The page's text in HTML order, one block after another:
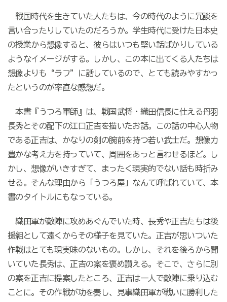
戦国時代を生きていた人たちは、今の時代のように冗談を
言い合ったりしていたのだろうか。学生時代に受けた日本史
の授業から想像すると、彼らはいつも堅い話ばかりしている
ようなイメージがする。しかし、この本に出てくる人たちは
想像よりも“ラフ”に話しているので、とても読みやすかっ
たというのが率直な感想だ。
本書『うつろ軍師』は、戦国武将・織田信長に仕える丹羽
長秀とその配下の江口正吉を描いたお話。この話の中心人物
である正吉は、かなりの剣の腕前を持つ若い武士だ。想像力
豊かな考え方を持っていて、周囲をあっと言わせるほど。し
かし、想像がいきすぎて、まったく現実的でない話も時折み
せる。そんな理由から「うつろ屋」なんて呼ばれていて、本
書のタイトルにもなっている。
織田軍が敵陣に攻めあぐんでいた時、長秀や正吉たちは後
援組として遠くからその様子を見ていた。正吉が思いついた
作戦はとても現実味のないもの。しかし、それを後ろから聞
いていた長秀は、正吉の案を褒め讃える。そこで、さらに別
の案を正吉に提案したところ、正吉は一人で敵陣に乗り込む
ことに。その作戦が功を奏し、見事織田軍が戦いに勝利した